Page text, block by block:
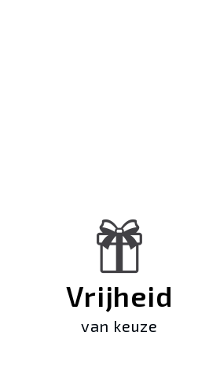
Vrijheid
van keuze